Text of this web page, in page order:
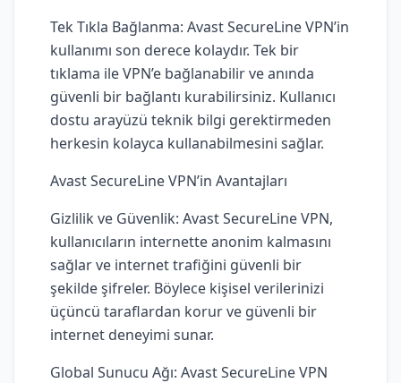
Tek Tıkla Bağlanma: Avast SecureLine VPN’in
kullanımı son derece kolaydır. Tek bir
tıklama ile VPN’e bağlanabilir ve anında
güvenli bir bağlantı kurabilirsiniz. Kullanıcı
dostu arayüzü teknik bilgi gerektirmeden
herkesin kolayca kullanabilmesini sağlar.
Avast SecureLine VPN’in Avantajları
Gizlilik ve Güvenlik: Avast SecureLine VPN,
kullanıcıların internette anonim kalmasını
sağlar ve internet trafiğini güvenli bir
şekilde şifreler. Böylece kişisel verilerinizi
üçüncü taraflardan korur ve güvenli bir
internet deneyimi sunar.
Global Sunucu Ağı: Avast SecureLine VPN